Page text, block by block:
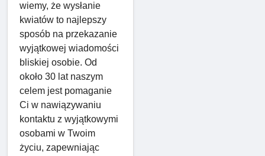
wiemy, że wysłanie
kwiatów to najlepszy
sposób na przekazanie
wyjątkowej wiadomości
bliskiej osobie. Od
około 30 lat naszym
celem jest pomaganie
Ci w nawiązywaniu
kontaktu z wyjątkowymi
osobami w Twoim
życiu, zapewniając